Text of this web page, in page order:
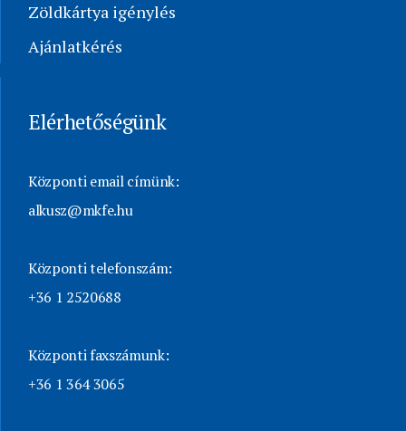
Zöldkártya igénylés
Ajánlatkérés
Elérhetőségünk
Központi email címünk:
alkusz@mkfe.hu
Központi telefonszám:
+36 1 2520688
Központi faxszámunk:
+36 1 364 3065